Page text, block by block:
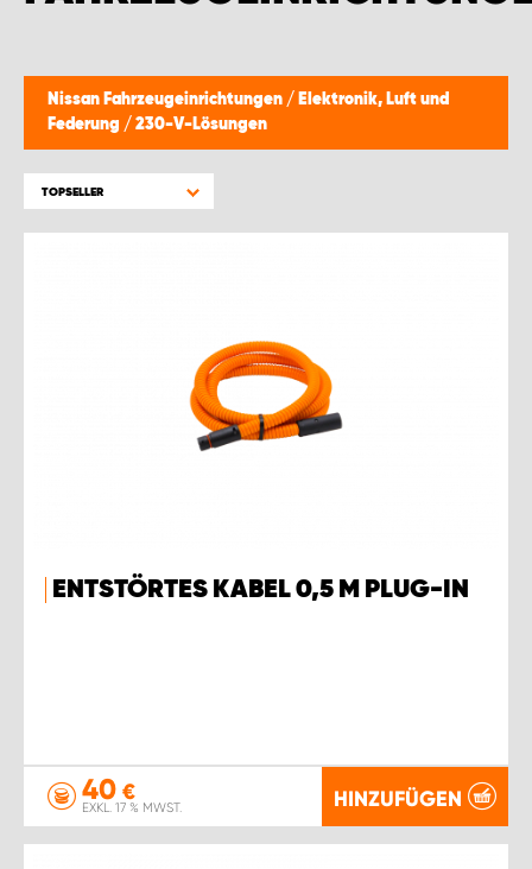
Nissan Fahrzeugeinrichtungen / Elektronik, Luft und
Federung / 230-V-Lösungen
TOPSELLER
ENTSTÖRTES KABEL 0,5 M PLUG-IN
40 €
EXKL. 17 % MWST. HINZUFÜGEN